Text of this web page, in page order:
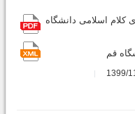
کلام اسلامی دانشگاه
قم